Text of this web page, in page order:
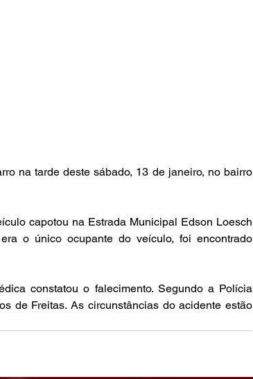
na tarde deste sábado, 13 de janeiro, no bairro
capotou na Estrada Municipal Edson Loesch
o único ocupante do veículo, foi encontrado
constatou o falecimento. Segundo a Polícia
de Freitas. As circunstâncias do acidente estão